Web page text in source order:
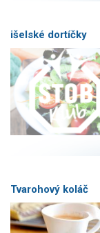
išelské dortíčky
Tvarohový koláč